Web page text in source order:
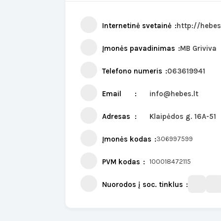
Internetinė svetainė http://
Įmonės pavadinimas MB Griviva
Telefono numeris 063619941
Email info@hebes.lt
Adresas Klaipėdos g. 16A-51
Įmonės kodas 306997599
PVM kodas 100018472115
Nuorodos į soc. tinklus